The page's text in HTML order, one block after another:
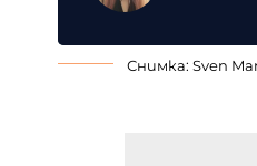
Снимка: Sven